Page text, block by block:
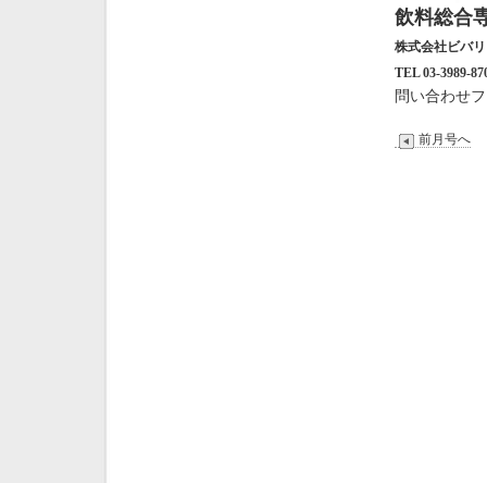
飲料総合
株式会社ビバ
TEL 03-3989-
問い合わせ
前月号へ